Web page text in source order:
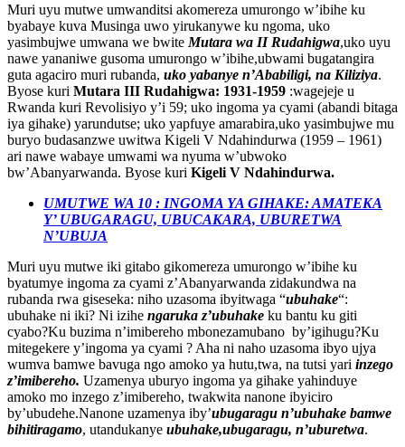
Muri uyu mutwe umwanditsi akomereza umurongo w’ibihe ku
byabaye kuva Musinga uwo yirukanywe ku ngoma, uko
yasimbujwe umwana we bwite Mutara wa II Rudahigwa,uko uyu
nawe yananiwe gusoma umurongo w’ibihe,ubwami bugatangira
guta agaciro muri rubanda, uko yabanye n’Ababiligi, na Kiliziya.
Byose kuri Mutara III Rudahigwa: 1931-1959 :wagejeje u
Rwanda kuri Revolisiyo y’i 59; uko ingoma ya cyami (abandi bitaga
iya gihake) yarundutse; uko yapfuye amarabira,uko yasimbujwe mu
buryo budasanzwe uwitwa Kigeli V Ndahindurwa (1959 – 1961)
ari nawe wabaye umwami wa nyuma w’ubwoko
bw’Abanyarwanda. Byose kuri Kigeli V Ndahindurwa.
UMUTWE WA 10 : INGOMA YA GIHAKE: AMATEKA
Y’ UBUGARAGU, UBUCAKARA, UBURETWA
N’UBUJA
Muri uyu mutwe iki gitabo gikomereza umurongo w’ibihe ku
byatumye ingoma za cyami z’Abanyarwanda zidakundwa na
rubanda rwa giseseka: niho uzasoma ibyitwaga “ubuhake“:
ubuhake ni iki? Ni izihe ngaruka z’ubuhake ku bantu ku giti
cyabo?Ku buzima n’imibereho mbonezamubano by’igihugu?Ku
mitegekere y’ingoma ya cyami ? Aha ni naho uzasoma ibyo ujya
wumva bamwe bavuga ngo amoko ya hutu,twa, na tutsi yari inzego
z’imibereho. Uzamenya uburyo ingoma ya gihake yahinduye
amoko mo inzego z’imibereho, twakwita nanone ibyiciro
by’ubudehe.Nanone uzamenya iby’ubugaragu n’ubuhake bamwe
bihitiragamo, utandukanye ubuhake,ubugaragu, n’uburetwa.